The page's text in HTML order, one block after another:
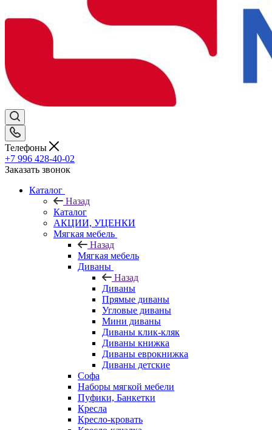
Телефоны
+7 996 428-40-02
Заказать звонок
Каталог
Назад
Каталог
АКЦИИ, УЦЕНКИ
Мягкая мебель
Назад
Мягкая мебель
Диваны
Назад
Диваны
Прямые диваны
Угловые диваны
Мини диваны
Диваны клик-кляк
Диваны книжка
Диваны еврокнижка
Диваны детские
Софа
Наборы мягкой мебели
Пуфики, Банкетки
Кресла
Кресло-кровать